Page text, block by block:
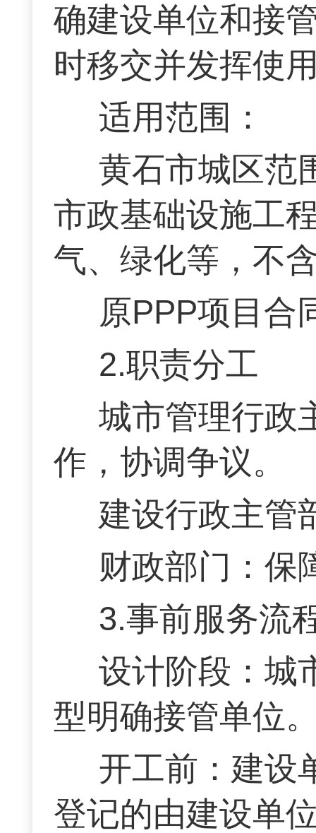
确建设单位和接
时移交并发挥使
适用范围：
黄石市城区范
市政基础设施工
气、绿化等，不
原PPP项目合
2.职责分工
城市管理行政
作，协调争议。
建设行政主管
财政部门：保
3.事前服务流
设计阶段：城
型明确接管单位
开工前：建设
登记的由建设单